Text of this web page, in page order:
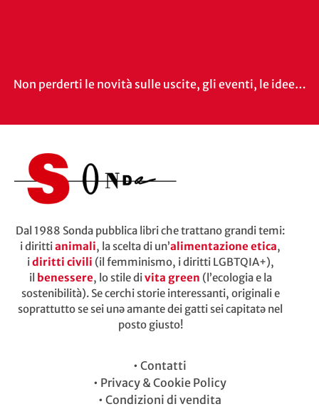
Non perderti le novità sulle uscite, gli eventi, le idee…
Dal 1988 Sonda pubblica libri che trattano grandi temi:
i dirittianimali, la scelta di un’alimentazione etica,
idiritti civili (il femminismo, i diritti LGBTQIA+),
il benessere, lo stile divita green (l’ecologia e la
sostenibilità). Se cerchi storie interessanti, originali e
soprattutto se sei unə amante dei gatti sei capitatə nel
posto giusto!
• Contatti
• Privacy & Cookie Policy
• Condizioni di vendita